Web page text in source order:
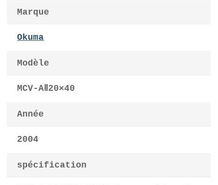
Marque
Okuma
Modèle
MCV-AⅡ20×40
Année
2004
spécification